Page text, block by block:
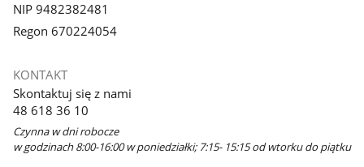
NIP 9482382481
Regon 670224054
KONTAKT
Skontaktuj się z nami
48 618 36 10
Czynna w dni robocze
w godzinach 8:00-16:00 w poniedziałki; 7:15- 15:15 od wtorku do piątku